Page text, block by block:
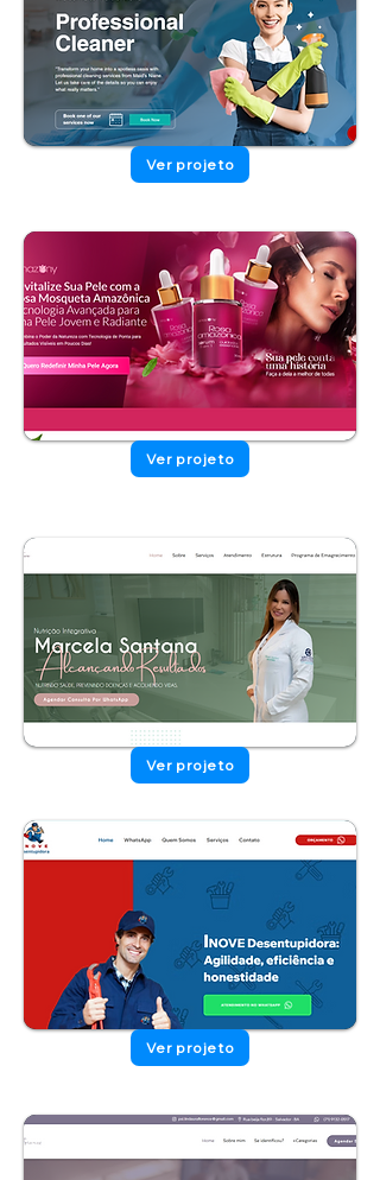
Ver projeto
Ver projeto
Ver projeto
Ver projeto